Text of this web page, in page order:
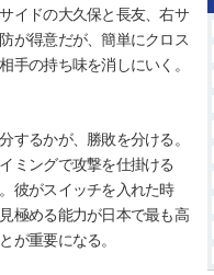
イドの大久保と長友、右サ
が得意だが、簡単にクロス
手の持ち味を消しにいく。
るかが、勝敗を分ける。
ミングで攻撃を仕掛ける
彼がスイッチを入れた時
極める能力が日本で最も高
が重要になる。